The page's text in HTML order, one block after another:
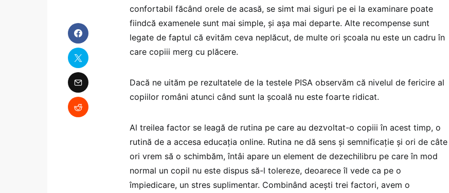
confortabil făcând orele de acasă, se simt mai siguri pe ei la examinare poate
fiindcă examenele sunt mai simple, și așa mai departe. Alte recompense sunt
legate de faptul că evităm ceva neplăcut, de multe ori școala nu este un cadru în
care copiii merg cu plăcere.
Dacă ne uităm pe rezultatele de la testele PISA observăm că nivelul de fericire al
copiilor români atunci când sunt la școală nu este foarte ridicat.
Al treilea factor se leagă de rutina pe care au dezvoltat-o copiii în acest timp, o
rutină de a accesa educația online. Rutina ne dă sens și semnificație și ori de câte
ori vrem să o schimbăm, întâi apare un element de dezechilibru pe care în mod
normal un copil nu este dispus să-l tolereze, deoarece îl vede ca pe o
împiedicare, un stres suplimentar. Combinând acești trei factori, avem o